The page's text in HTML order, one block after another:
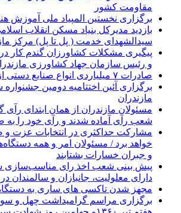
مقاومت کشور
برگزاری نخستین المپیاد ملی آموزش
بازدید مدیرکل بنیاد مسکن انقلاب
سیدالشهدای خدمت ( پل تا پل) مرکز
پیگیری مشکلات کشاورزان گندم کار
و رئیس سازمان جهاد کشاورزی
صادرات ۷ میلیاردی انواع صنایع دستی از مرکز مازندران
برگزاری آئین اختتامیه دومین
مازندران
مسئولان مازندران از همان ابتدای
شعب رآی آماده شدند و رآی خود را به
مشارکت حداکثری در انتخابات عزت و
خواهد برد / مسئولان امر و همه
و جبران خسارات بشتابند
پیش بینی شعب اخذ رای مناسب‌سازی
دارای معلولیت، جانبازان و سالمندان
مجهز شدن تاکسی های ساری به
برگزاری مراسم گرامیداشت چهل و